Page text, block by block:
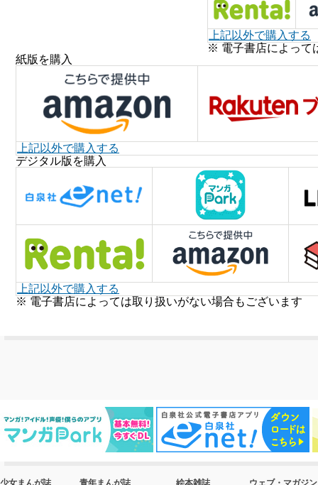
上記以外で購入する
※ 電子書店によって
紙版を購入
上記以外で購入する
デジタル版を購入
上記以外で購入する
※ 電子書店によっては取り扱いがない場合もございます